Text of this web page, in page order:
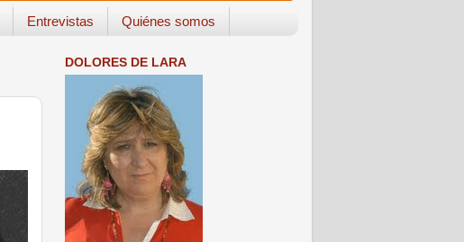
Entrevistas Quiénes somos
DOLORES DE LARA